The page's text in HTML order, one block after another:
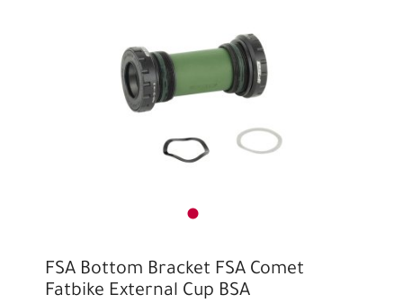
FSA Bottom Bracket FSA Comet
Fatbike External Cup BSA